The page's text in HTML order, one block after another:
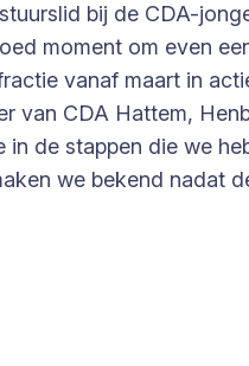
bij de CDA-
moment om even
vanaf maart in actie
CDA Hattem,
de stappen die we
we bekend nadat